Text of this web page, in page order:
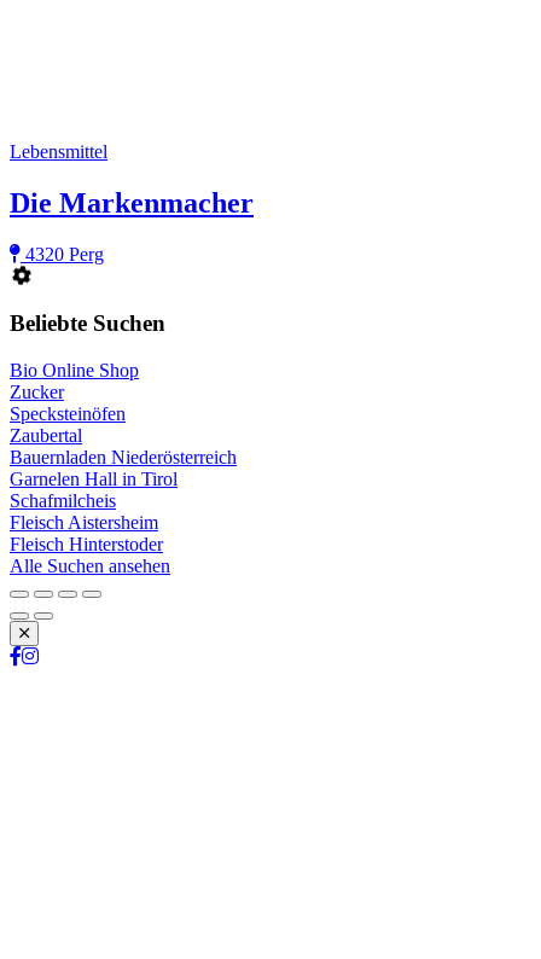
Lebensmittel
Die Markenmacher
4320 Perg
Beliebte Suchen
Bio Online Shop
Zucker
Specksteinöfen
Zaubertal
Bauernladen Niederösterreich
Garnelen Hall in Tirol
Schafmilcheis
Fleisch Aistersheim
Fleisch Hinterstoder
Alle Suchen ansehen
Schließen